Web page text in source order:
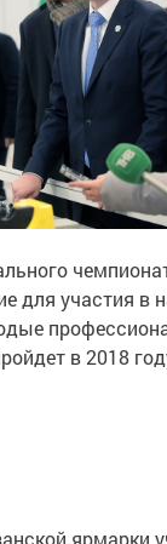
для участия в
в 2018
ярмарки